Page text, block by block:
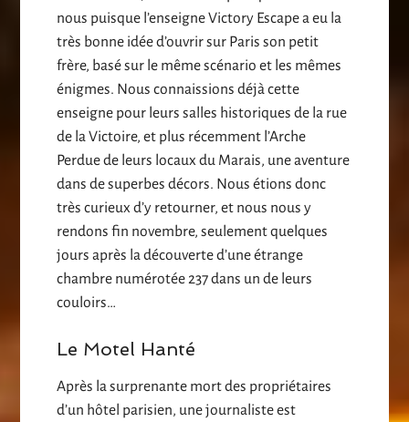
nous puisque l’enseigne Victory Escape a eu la
très bonne idée d’ouvrir sur Paris son petit
frère, basé sur le même scénario et les mêmes
énigmes. Nous connaissions déjà cette
enseigne pour leurs salles historiques de la rue
de la Victoire, et plus récemment l’Arche
Perdue de leurs locaux du Marais, une aventure
dans de superbes décors. Nous étions donc
très curieux d’y retourner, et nous nous y
rendons fin novembre, seulement quelques
jours après la découverte d’une étrange
chambre numérotée 237 dans un de leurs
couloirs…
Le Motel Hanté
Après la surprenante mort des propriétaires
d’un hôtel parisien, une journaliste est